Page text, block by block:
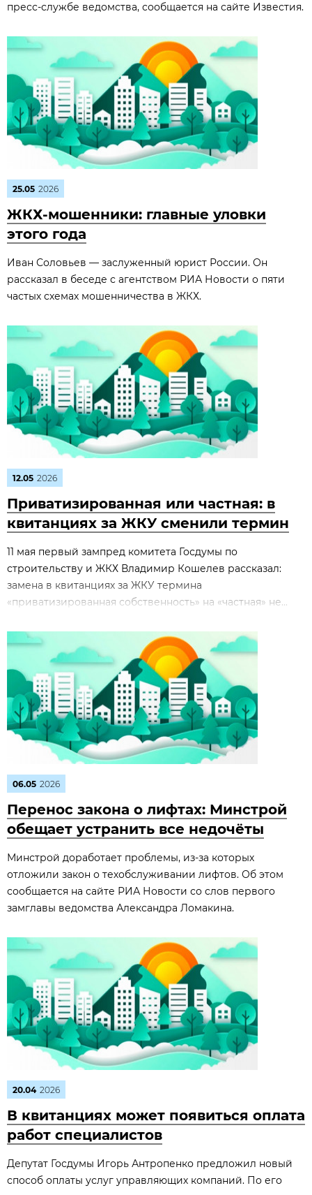
пресс‑службе ведомства, сообщается на сайте Известия.
25.05 2026
ЖКХ-мошенники: главные уловки
этого года
Иван Соловьев — заслуженный юрист России. Он
рассказал в беседе с агентством РИА Новости о пяти
частых схемах мошенничества в ЖКХ.
12.05 2026
Приватизированная или частная: в
квитанциях за ЖКУ сменили термин
11 мая первый зампред комитета Госдумы по
строительству и ЖКХ Владимир Кошелев рассказал:
замена в квитанциях за ЖКУ термина
«приватизированная собственность» на «частная» не...
06.05 2026
Перенос закона о лифтах: Минстрой
обещает устранить все недочёты
Минстрой доработает проблемы, из‑за которых
отложили закон о техобслуживании лифтов. Об этом
сообщается на сайте РИА Новости со слов первого
замглавы ведомства Александра Ломакина.
20.04 2026
В квитанциях может появиться оплата
работ специалистов
Депутат Госдумы Игорь Антропенко предложил новый
способ оплаты услуг управляющих компаний. По его